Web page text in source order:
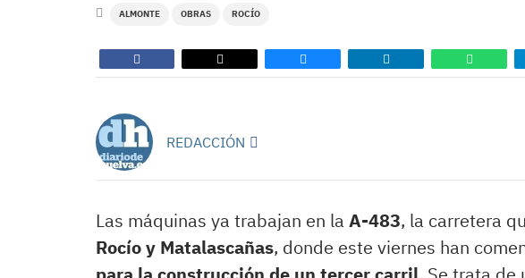
ALMONTE OBRAS ROCÍO
REDACCIÓN
Las máquinas ya trabajan en la A-483, la carretera
Rocío y Matalascañas, donde este viernes han